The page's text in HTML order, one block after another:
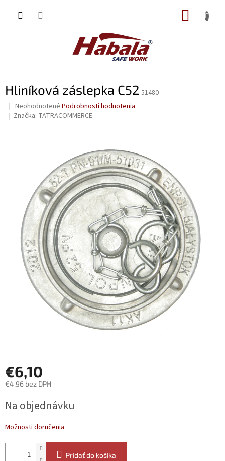
Hliníková záslepka C52 51480
Priemerné
hodnotenie
hviezdičiek.
Neohodnotené Podrobnosti hodnotenia
Značka: TATRACOMMERCE
€6,10
€4,96 bez DPH
cena:
Na objednávku
Možnosti doručenia
Pridať do košíka